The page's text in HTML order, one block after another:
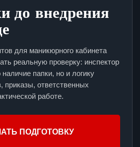
до внедрения
для маникюрного кабинета
реальную проверку: инспектор
папки, но и логику
приказы, ответственных
работе.
ПОДГОТОВКУ